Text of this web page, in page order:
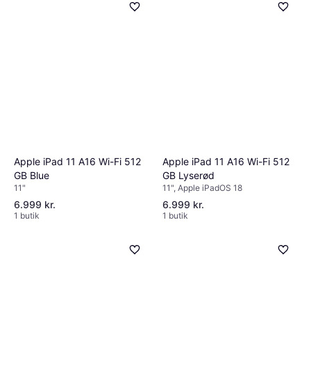
Apple iPad 11 A16 Wi-Fi 512
GB Blue
11"
6.999 kr.
1 butik
Apple iPad 11 A16 Wi-Fi 512
GB Lyserød
11", Apple iPadOS 18
6.999 kr.
1 butik